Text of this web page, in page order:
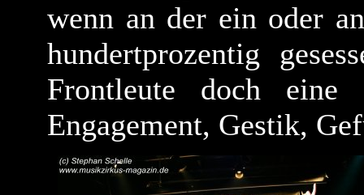
wenn an der ein oder
hundertprozentig
Frontleute doch eine
Engagement, Gestik,